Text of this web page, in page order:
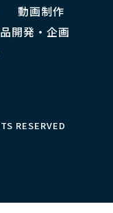
動画制作
開発・企画
RESERVED